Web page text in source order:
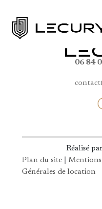
06 84
Réalisé par
Plan du site
Mentions
Générales de location